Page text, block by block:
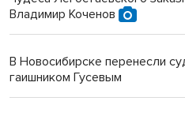
Владимир Коченов
В Новосибирске перенесли
гаишником Гусевым